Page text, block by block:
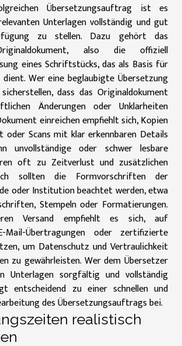
Übersetzungsauftrag ist es
Unterlagen vollständig und gut
zu stellen. Dazu gehört das
also die offiziell
eines Schriftstücks, das als Basis für
Wer eine beglaubigte Übersetzung
dass das Originaldokument
Änderungen oder Unklarheiten
einreichen empfiehlt sich, Kopien
oder Scans mit klar erkennbaren Details
unvollständige oder schwer lesbare
oft zu Zeitverlust und zusätzlichen
sollten die Formvorschriften der
oder Institution beachtet werden, etwa
Stempeln oder Formatierungen.
Versand empfiehlt es sich, auf
Mail-Übertragungen oder zertifizierte
um Datenschutz und Vertraulichkeit
zu gewährleisten. Wer dem Übersetzer
Unterlagen sorgfältig und vollständig
entscheidend zu einer schnellen und
des Übersetzungsauftrags bei.
realistisch